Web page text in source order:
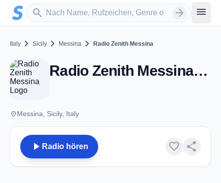
Zum Hauptinhalt springen
search
Sender suchen arrow_forward menu
Italy chevron_right Sicily chevron_right Messina chevron_right Radio Zenith Messina
Radio Zenith Messina - FM 98.9 / 95.7 - Messina
placeMessina, Sicily, Italy
play_arrow Radio hören favorite share